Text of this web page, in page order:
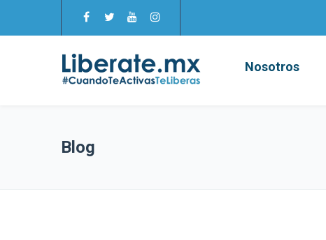
Nosotros
Blog